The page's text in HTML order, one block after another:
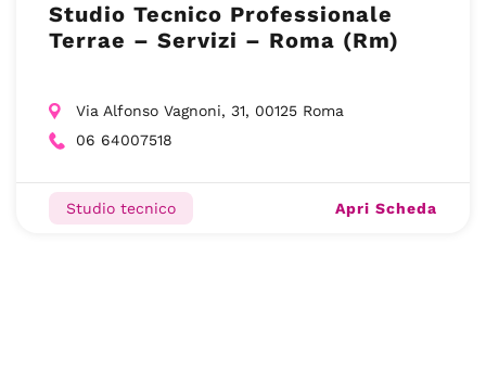
Studio Tecnico Professionale
Terrae – Servizi – Roma (Rm)
Via Alfonso Vagnoni, 31, 00125 Roma
06 64007518
Studio tecnico Apri Scheda